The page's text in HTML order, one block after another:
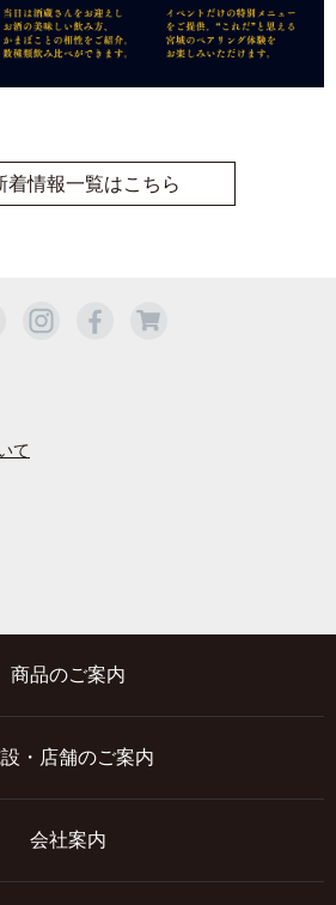
着情報一覧はこちら
て
商品のご案内
・店舗のご案内
会社案内